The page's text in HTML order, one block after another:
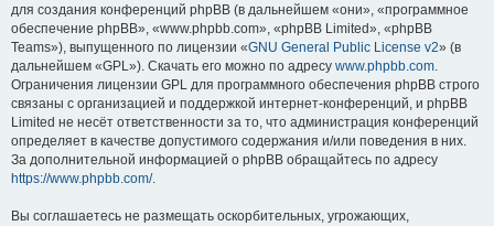
для создания конференций phpBB (в дальнейшем «они», «программное
обеспечение phpBB», «www.phpbb.com», «phpBB Limited», «phpBB
Teams»), выпущенного по лицензии «GNU General Public License v2» (в
дальнейшем «GPL»). Скачать его можно по адресу www.phpbb.com.
Ограничения лицензии GPL для программного обеспечения phpBB строго
связаны с организацией и поддержкой интернет-конференций, и phpBB
Limited не несёт ответственности за то, что администрация конференций
определяет в качестве допустимого содержания и/или поведения в них.
За дополнительной информацией о phpBB обращайтесь по адресу
https://www.phpbb.com/.
Вы соглашаетесь не размещать оскорбительных, угрожающих,